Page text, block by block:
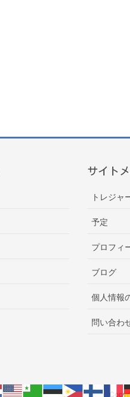
サイト
トレジャ
予定
プロフィ
ブログ
個人情報
問い合わ